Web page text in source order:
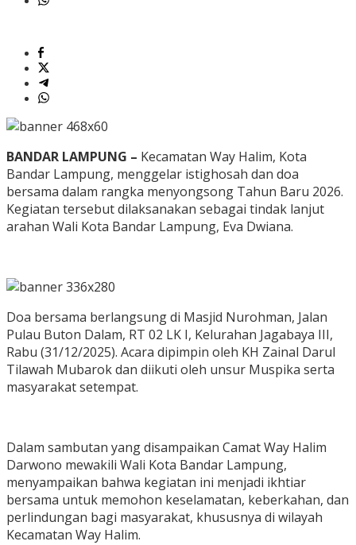
BANDAR LAMPUNG – Kecamatan Way Halim, Kota
Bandar Lampung, menggelar istighosah dan doa
bersama dalam rangka menyongsong Tahun Baru 2026.
Kegiatan tersebut dilaksanakan sebagai tindak lanjut
arahan Wali Kota Bandar Lampung, Eva Dwiana.
‎Doa bersama berlangsung di Masjid Nurohman, Jalan
Pulau Buton Dalam, RT 02 LK I, Kelurahan Jagabaya III,
Rabu (31/12/2025). Acara dipimpin oleh KH Zainal Darul
Tilawah Mubarok dan diikuti oleh unsur Muspika serta
masyarakat setempat.
‎Dalam sambutan yang disampaikan Camat Way Halim
Darwono mewakili Wali Kota Bandar Lampung,
menyampaikan bahwa kegiatan ini menjadi ikhtiar
bersama untuk memohon keselamatan, keberkahan, dan
perlindungan bagi masyarakat, khususnya di wilayah
Kecamatan Way Halim.